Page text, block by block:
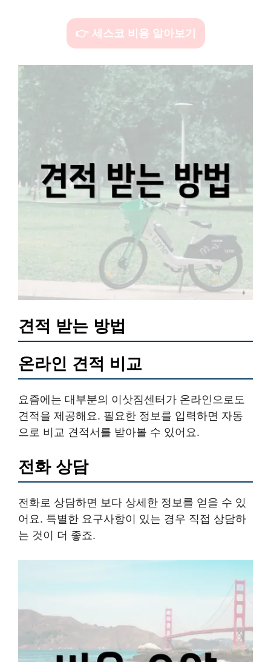
👉 세스코 비용 알아보기
견적 받는 방법
온라인 견적 비교
요즘에는 대부분의 이삿짐센터가 온라인으로도
견적을 제공해요. 필요한 정보를 입력하면 자동
으로 비교 견적서를 받아볼 수 있어요.
전화 상담
전화로 상담하면 보다 상세한 정보를 얻을 수 있
어요. 특별한 요구사항이 있는 경우 직접 상담하
는 것이 더 좋죠.